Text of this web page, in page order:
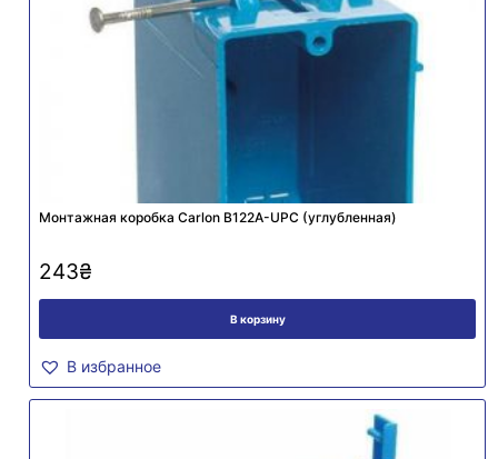
Монтажная коробка Carlon B122A-UPC (углубленная)
243₴
В корзину
В избранное